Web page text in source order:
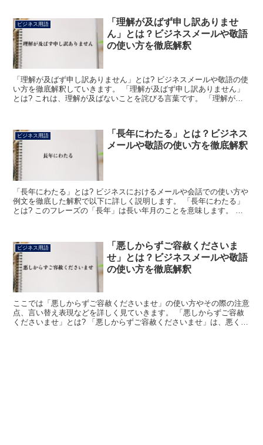
ビジネス用語
「理解が及ばず申し訳ありませ
ん」とは？ビジネスメールや敬語
の使い方を徹底解釈
「理解が及ばず申し訳ありません」とは? ビジネスメールや敬語の使
い方を徹底解釈していきます。 「理解が及ばず申し訳ありません」
とは? これは、理解が及ばないことを詫びる言葉です。 「理解が及
ビジネス用語
「長年にわたる」とは？ビジネス
メールや敬語の使い方を徹底解釈
「長年にわたる」とは? ビジネスにおけるメールや会話での使い方や
例文を徹底した解釈で以下に詳しく説明します。 「長年にわたる」
とは? このフレーズの「長年」は長い年月のことを意味します。 長
ビジネス用語
「悪しからずご容赦くださいま
せ」とは？ビジネスメールや敬語
の使い方を徹底解釈
ここでは「悪しからずご容赦くださいませ」の使い方やその際の注意
点、言い替え表現などを詳しく見ていきます。 「悪しからずご容赦
くださいませ」とは? 「悪しからずご容赦くださいませ」は、悪く思